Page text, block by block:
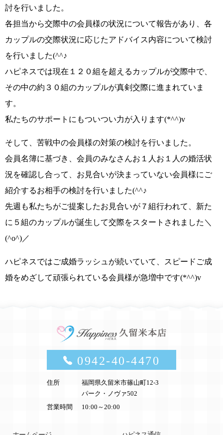
討を行いました。
各担当から交際中の会員様の状況について報告があり、各
カップルの交際状況に応じたアドバイス内容について検討
を行いました(^^♪
ハピネスでは現在 １２０組を超えるカップルが交際中で、
その中の約３０組のカップルが真剣交際に進まれていま
す。
私たちのサポートにもついつい力が入ります(*^^)v
そして、 苦戦中の会員様の対策の検討を行いました。
会員名簿に基づき、会員のみなさんお１人お１人の婚活状
況を確認し合って、 お見合いが決まっていない会員様にご
紹介するお相手の検討を行いました(^^♪
先週も私たちがご提案したお見合いが７組行われて、 新た
に５組のカップルが誕生して交際をスタート されました ＼
(^o^)／
ハピネスではご成婚ラッシュが続いていて、
スピードご成
婚をめざして頑張られている会員様が急増中です(*^^)v
0942-40-4470
住所
福岡県久留米市篠山町12-3
パーク・ノヴァ502
営業時間
10:00～20:00